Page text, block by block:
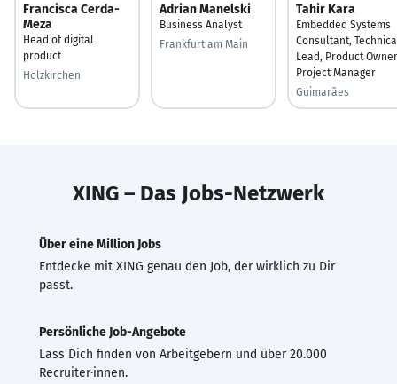
Francisca Cerda-
Meza
Head of digital
product
Holzkirchen
Adrian Manelski
Business Analyst
Frankfurt am Main
Tahir Kara
Embedded Systems
Consultant,
Lead, Product
Project Manager
Guimarães
XING – Das Jobs-Netzwerk
Über eine Million Jobs
Entdecke mit XING genau den Job, der wirklich zu Dir
passt.
Persönliche Job-Angebote
Lass Dich finden von Arbeitgebern und über 20.000
Recruiter·innen.